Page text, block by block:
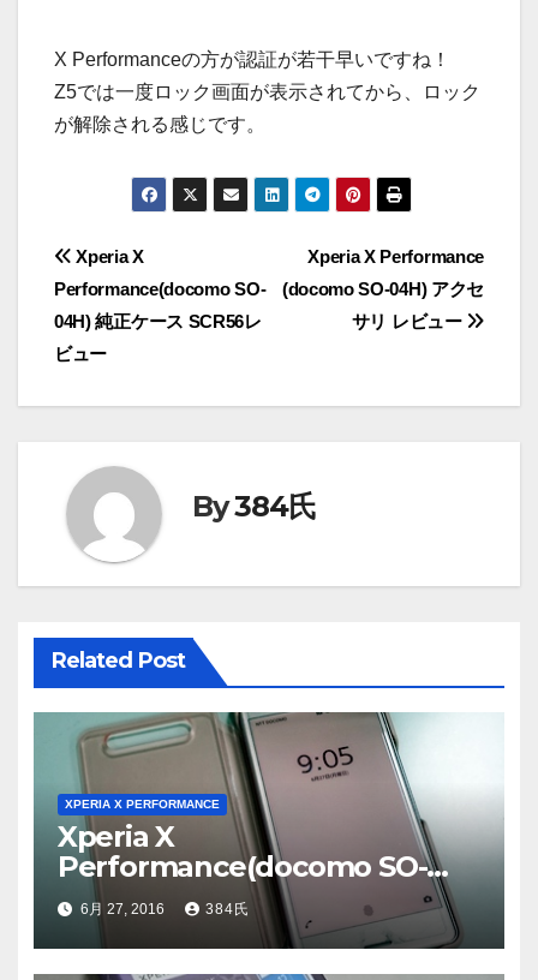
X Performanceの方が認証が若干早いですね！
Z5では一度ロック画面が表示されてから、ロック
が解除される感じです。
投
稿
ナ
ビ
ゲ
ー
シ
ン
Xperia X Performance
(docomo SO-04H) アクセ
サリ レビュー
Xperia X
Performance(docomo SO-
04H) 純正ケース SCR56レ
ビュー
By384氏
Related Post
XPERIA X PERFORMANCE
Xperia X
Performance(docomo SO-
04H) 純正ケース SCR56レビュー
6月 27, 2016 384氏